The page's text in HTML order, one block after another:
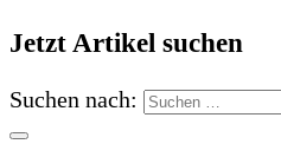
Jetzt Artikel suchen
Suchen nach: